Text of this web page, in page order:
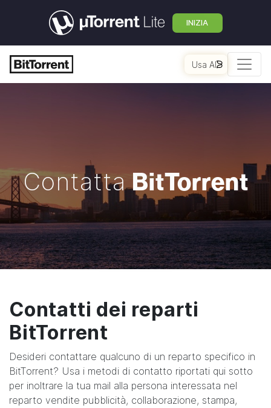
INIZIA
Usa AI
Contatta BitTorrent
Contatti dei reparti
BitTorrent
Desideri contattare qualcuno di un reparto specifico in
BitTorrent? Usa i metodi di contatto riportati qui sotto
per inoltrare la tua mail alla persona interessata nel
reparto vendite pubblicità, collaborazione, stampa,